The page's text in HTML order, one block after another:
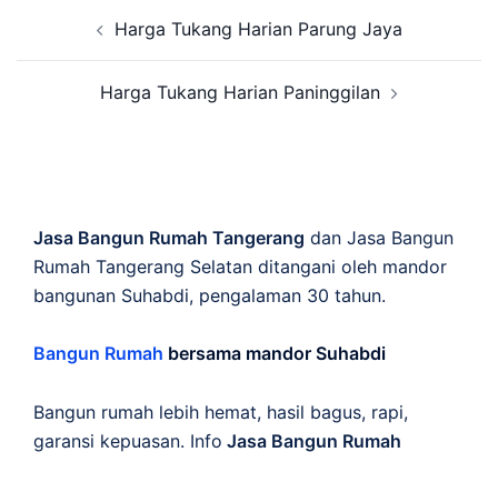
navigationHarga Tukang Harian Parung Jaya
Harga Tukang Harian Paninggilan
Jasa Bangun Rumah Tangerang dan Jasa Bangun
Rumah Tangerang Selatan ditangani oleh mandor
bangunan Suhabdi, pengalaman 30 tahun.
Bangun Rumah bersama mandor Suhabdi
Bangun rumah lebih hemat, hasil bagus, rapi,
garansi kepuasan. Info Jasa Bangun Rumah